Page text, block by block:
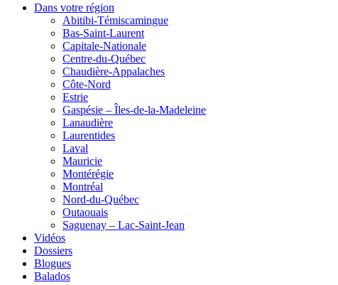
Dans votre région
Abitibi-Témiscamingue
Bas-Saint-Laurent
Capitale-Nationale
Centre-du-Québec
Chaudière-Appalaches
Côte-Nord
Estrie
Gaspésie – Îles-de-la-Madeleine
Lanaudière
Laurentides
Laval
Mauricie
Montérégie
Montréal
Nord-du-Québec
Outaouais
Saguenay – Lac-Saint-Jean
Vidéos
Dossiers
Blogues
Balados